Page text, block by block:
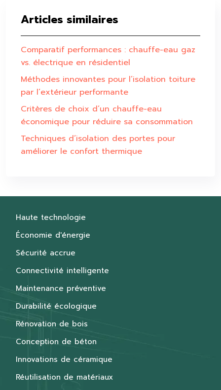
Articles similaires
Comparatif performances : chauffe-eau gaz
vs. électrique en résidentiel
Méthodes innovantes pour l’isolation toiture
par l’extérieur performante
Critères de choix d’un chauffe-eau
économique pour réduire sa consommation
Techniques d’isolation des portes pour
améliorer le confort thermique
Haute technologie
Économie d'énergie
Sécurité accrue
Connectivité intelligente
Maintenance préventive
Durabilité écologique
Rénovation de bois
Conception de béton
Innovations de céramique
Réutilisation de matériaux